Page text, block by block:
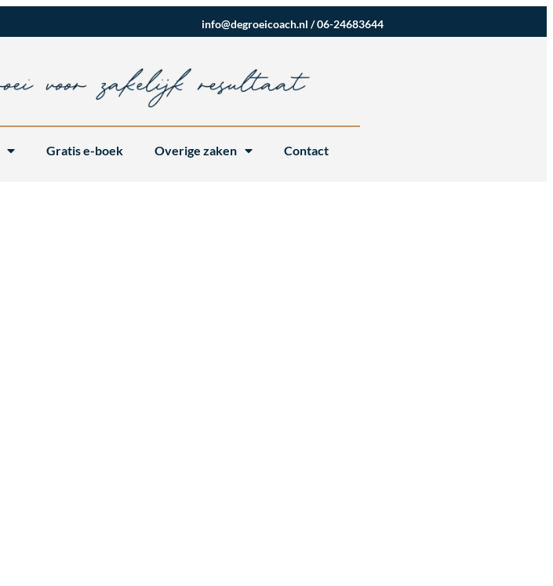
info@degroeicoach.nl /06-24683644
Gratis e-boek Overige zaken Contact